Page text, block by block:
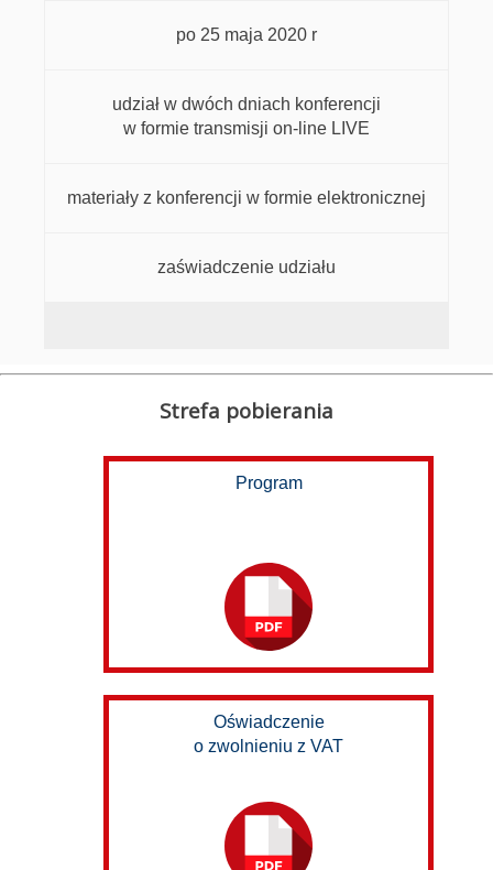
po 25 maja 2020 r
udział w dwóch dniach konferencji
w formie transmisji on-line LIVE
materiały z konferencji w formie elektronicznej
zaświadczenie udziału
Strefa pobierania
Program
Oświadczenie
o zwolnieniu z VAT